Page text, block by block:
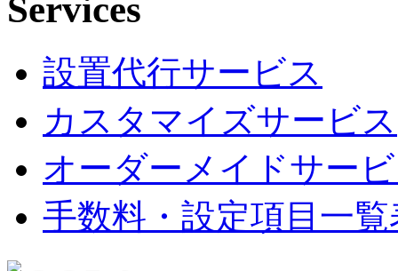
設置代行サービス
カスタマイズサービス
オーダーメイドサー
手数料・設定項目一覧